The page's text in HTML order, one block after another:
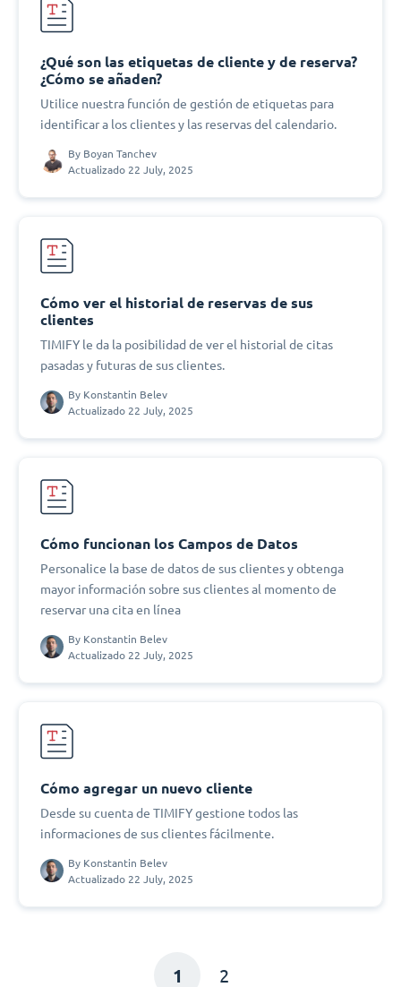
¿Qué son las etiquetas de cliente y de reserva?
¿Cómo se añaden?
Utilice nuestra función de gestión de etiquetas para
identificar a los clientes y las reservas del calendario.
By Boyan Tanchev
Actualizado 22 July, 2025
Cómo ver el historial de reservas de sus
clientes
TIMIFY le da la posibilidad de ver el historial de citas
pasadas y futuras de sus clientes.
By Konstantin Belev
Actualizado 22 July, 2025
Cómo funcionan los Campos de Datos
Personalice la base de datos de sus clientes y obtenga
mayor información sobre sus clientes al momento de
reservar una cita en línea
By Konstantin Belev
Actualizado 22 July, 2025
Cómo agregar un nuevo cliente
Desde su cuenta de TIMIFY gestione todos las
informaciones de sus clientes fácilmente.
By Konstantin Belev
Actualizado 22 July, 2025
1 2